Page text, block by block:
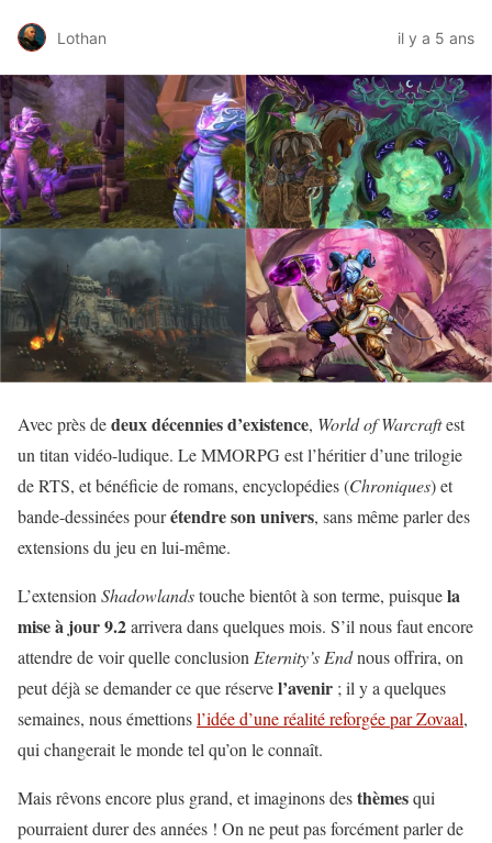
Lothan il y a 5 ans
Avec près dedeux décennies d’existence, World of Warcraftest
un titan vidéo-ludique. Le MMORPG est l’héritier d’une trilogie
de RTS, et bénéficie de romans, encyclopédies (Chroniques) et
bande-dessinées pourétendresonunivers, sans même parler des
extensions du jeu en lui-même.
L’extension Shadowlandstouche bientôt à son terme, puisquela
mise à jour 9.2arrivera dans quelques mois. S’il nous faut encore
attendre de voir quelle conclusion Eternity’s Endnous offrira, on
peut déjà se demander ce que réservel’avenir ; il y a quelques
semaines, nous émettionsl’idée d’une réalité reforgée par Zovaal,
qui changerait le monde tel qu’on le connaît.
Mais rêvons encore plus grand, et imaginons desthèmesqui
pourraient durer des années ! On ne peut pas forcément parler de